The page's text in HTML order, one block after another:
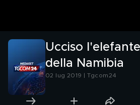
Ucciso
della Namibia
02 lug 2019 | Tgcom24